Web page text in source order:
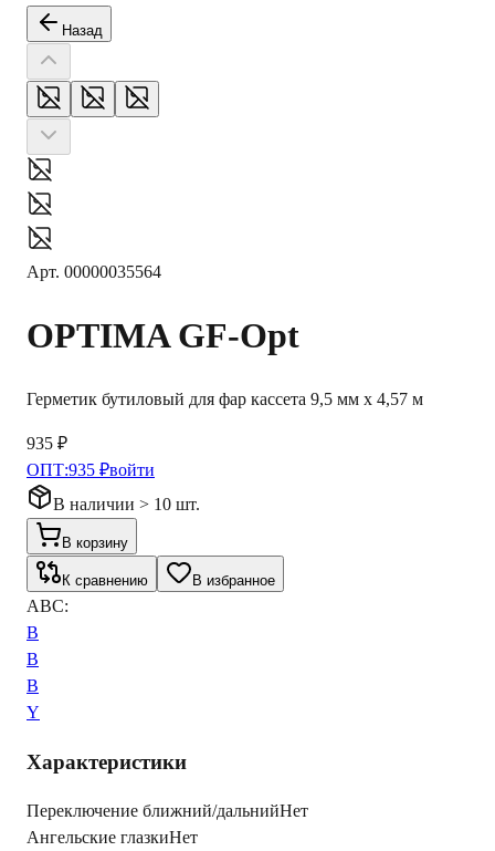
Назад
Арт. 00000035564
OPTIMA GF-Opt
Герметик бутиловый для фар кассета 9,5 мм х 4,57 м
935 ₽
ОПТ:935 ₽войти
В наличии > 10 шт.
В корзину
К сравнению В избранное
ABC:
B
B
B
Y
Характеристики
Переключение ближний/дальнийНет
Ангельские глазкиНет